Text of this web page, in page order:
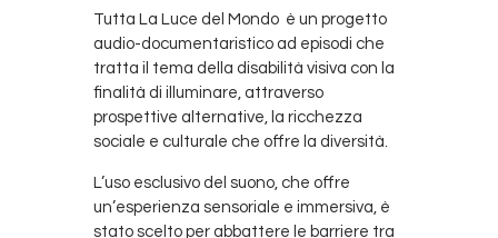
Tutta La Luce del Mondo è un progetto
audio-documentaristico ad episodi che
tratta il tema della disabilità visiva con la
finalità di illuminare, attraverso
prospettive alternative, la ricchezza
sociale e culturale che offre la diversità.
L’uso esclusivo del suono, che offre
un’esperienza sensoriale e immersiva, è
stato scelto per abbattere le barriere tra